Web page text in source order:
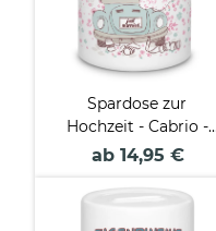
Spardose zur
Hochzeit - Cabrio -
mit Namen und
ab 14,95 €